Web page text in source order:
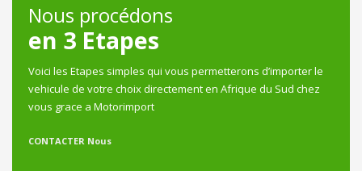
Nous procédons
en 3 Etapes
Voici les Etapes simples qui vous permetterons d’importer le
vehicule de votre choix directement en Afrique du Sud chez
vous grace a Motorimport
CONTACTER Nous